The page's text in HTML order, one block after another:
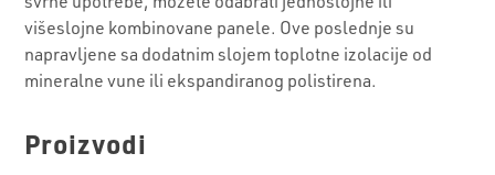
višeslojne kombinovane panele. Ove poslednje su
napravljene sa dodatnim slojem toplotne izolacije od
mineralne vune ili ekspandiranog polistirena.
Proizvodi